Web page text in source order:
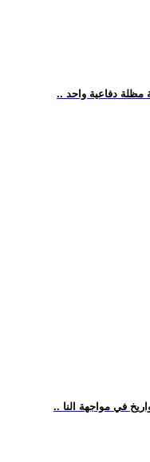
مظلة دفاعية واحد
في مواجهة النا